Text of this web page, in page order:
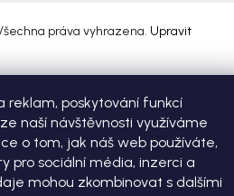
reklam, poskytování funkcí
naší návštěvnosti využíváme
o tom, jak náš web používáte,
pro sociální média, inzerci a
mohou zkombinovat s dalšími
práva vyhrazena. Upravit